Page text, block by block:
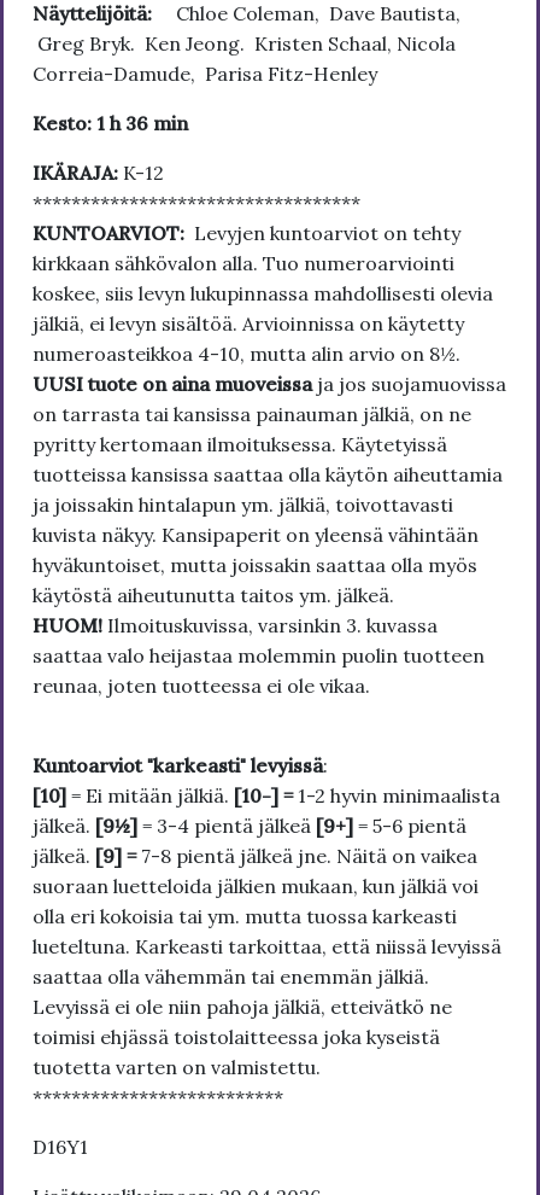
Näyttelijöitä:
Chloe Coleman, Dave Bautista,
Greg Bryk. Ken Jeong. Kristen Schaal, Nicola
Correia-Damude, Parisa Fitz-Henley
Kesto: 1 h 36 min
IKÄRAJA: K-12
**********************************
KUNTOARVIOT: Levyjen kuntoarviot on tehty
kirkkaan sähkövalon alla. Tuo numeroarviointi
koskee, siis levyn lukupinnassa mahdollisesti olevia
jälkiä, ei levyn sisältöä. Arvioinnissa on käytetty
numeroasteikkoa 4-10, mutta alin arvio on 8½.
UUSI tuote on aina muoveissa ja jos suojamuovissa
on tarrasta tai kansissa painauman jälkiä, on ne
pyritty kertomaan ilmoituksessa. Käytetyissä
tuotteissa kansissa saattaa olla käytön aiheuttamia
ja joissakin hintalapun ym. jälkiä, toivottavasti
kuvista näkyy. Kansipaperit on yleensä vähintään
hyväkuntoiset, mutta joissakin saattaa olla myös
käytöstä aiheutunutta taitos ym. jälkeä.
HUOM! Ilmoituskuvissa, varsinkin 3. kuvassa
saattaa valo heijastaa molemmin puolin tuotteen
reunaa, joten tuotteessa ei ole vikaa.
Kuntoarviot "karkeasti" levyissä:
[10] = Ei mitään jälkiä. [10-] = 1-2 hyvin minimaalista
jälkeä. [9½] = 3-4 pientä jälkeä [9+] = 5-6 pientä
jälkeä. [9] = 7-8 pientä jälkeä jne. Näitä on vaikea
suoraan luetteloida jälkien mukaan, kun jälkiä voi
olla eri kokoisia tai ym. mutta tuossa karkeasti
lueteltuna. Karkeasti tarkoittaa, että niissä levyissä
saattaa olla vähemmän tai enemmän jälkiä.
Levyissä ei ole niin pahoja jälkiä, etteivätkö ne
toimisi ehjässä toistolaitteessa joka kyseistä
tuotetta varten on valmistettu.
**************************
D16Y1